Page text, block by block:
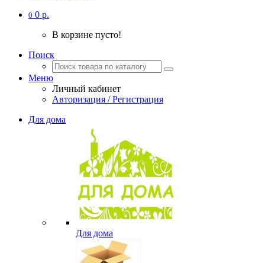
0 0 р.
В корзине пусто!
Поиск
Меню
Личный кабинет
Авторизация / Регистрация
Для дома
Для дома